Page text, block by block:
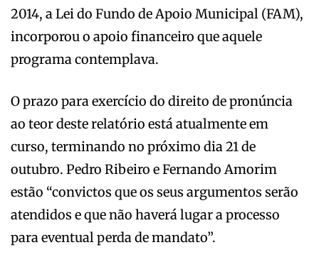
2014, a Lei do Fundo de Apoio Municipal (FAM),
incorporou o apoio financeiro que aquele
programa contemplava.
O prazo para exercício do direito de pronúncia
ao teor deste relatório está atualmente em
curso, terminando no próximo dia 21 de
outubro. Pedro Ribeiro e Fernando Amorim
estão “convictos que os seus argumentos serão
atendidos e que não haverá lugar a processo
para eventual perda de mandato”.